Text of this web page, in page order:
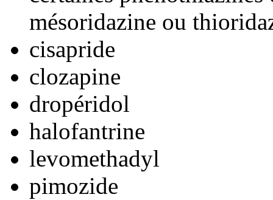
mésoridazine ou
cisapride
clozapine
dropéridol
halofantrine
levomethadyl
pimozide